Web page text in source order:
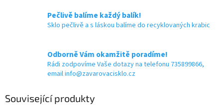
Pečlivě balíme každý balík!
Sklo pečlivě a s láskou balíme do recyklovaných krabic
Odborně Vám okamžitě poradíme!
Rádi zodpovíme Vaše dotazy na telefonu 735899866,
email info@zavarovacisklo.cz
Související produkty